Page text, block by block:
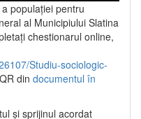
populaţiei pentru
al Municipiului Slatina
chestionarul online,
Studiu-sociologic-
din documentul în
şi sprijinul acordat